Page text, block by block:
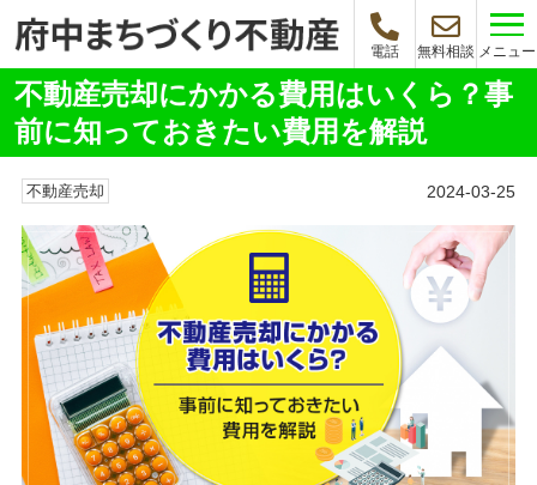
電話 無料相談 メニュー
不動産売却にかかる費用はいくら？事
前に知っておきたい費用を解説
不動産売却 2024-03-25